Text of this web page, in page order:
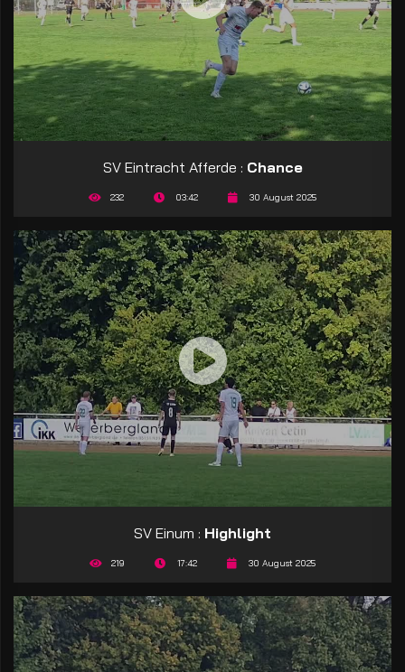
SV Eintracht Afferde : Chance
232 03:42 30 August 2025
SV Einum : Highlight
219 17:42 30 August 2025